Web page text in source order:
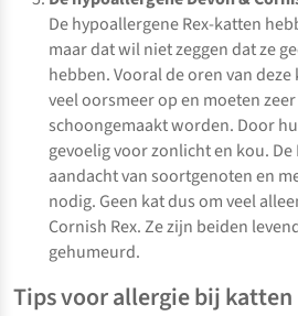
De hypoallergene Rex-katten
maar dat wil niet zeggen dat ze
hebben. Vooral de oren van
veel oorsmeer op en moeten
schoongemaakt worden. Door
gevoelig voor zonlicht en kou. De
aandacht van soortgenoten en
nodig. Geen kat dus om veel
Cornish Rex. Ze zijn beiden
gehumeurd.
Tips voor allergie bij katten